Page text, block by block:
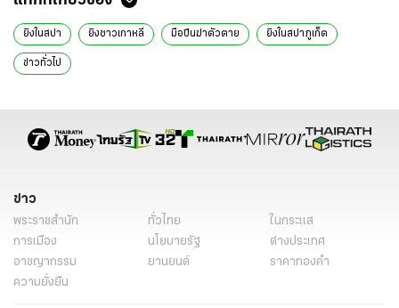
ยิงในสปา ยิงชาวเกาหลี มือปืนฆ่าตัวตาย ยิงในสปาภูเก็ต
ข่าวทั่วไป
ข่าว
พระราชสำนัก ทั่วไทย
ในกระแส
การเมือง
นโยบายรัฐ
ต่างประเทศ
อาชญากรรม
ยานยนต์
ราคาทองคำ
ความยั่งยืน